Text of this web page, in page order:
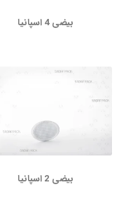
بیضی 4 اسپانیا
بیضی 2 اسپانیا